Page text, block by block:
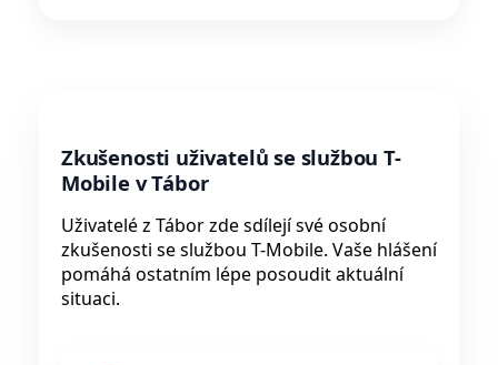
Zkušenosti uživatelů se službou T-
Mobile v Tábor
Uživatelé z Tábor zde sdílejí své osobní
zkušenosti se službou T-Mobile. Vaše hlášení
pomáhá ostatním lépe posoudit aktuální
situaci.